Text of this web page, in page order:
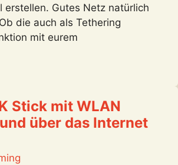
erstellen. Gutes Netz natürlich
die auch als Tethering
mit eurem
Stick mit WLAN
über das Internet